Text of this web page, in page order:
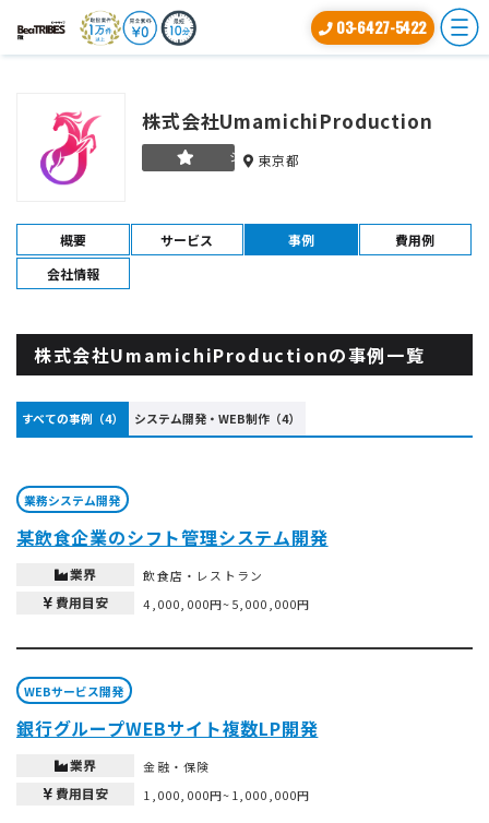
03-6427-5422
株式会社UmamichiProduction
シルバー
東京都
概要 サービス 事例
費用例
会社情報
株式会社UmamichiProductionの事例一覧
すべての事例（4） システム開発・WEB制作（4）
業務システム開発
某飲食企業のシフト管理システム開発
業界 飲食店・レストラン
費用目安 4,000,000円~5,000,000円
WEBサービス開発
銀行グループWEBサイト複数LP開発
業界 金融・保険
費用目安 1,000,000円~1,000,000円